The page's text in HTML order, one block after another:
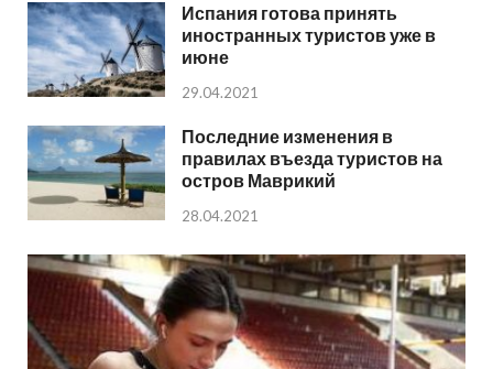
Испания готова принять
иностранных туристов уже в
июне
29.04.2021
Последние изменения в
правилах въезда туристов на
остров Маврикий
28.04.2021